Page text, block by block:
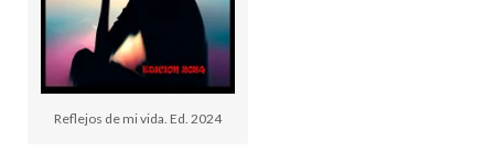
Reflejos de mi vida. Ed. 2024